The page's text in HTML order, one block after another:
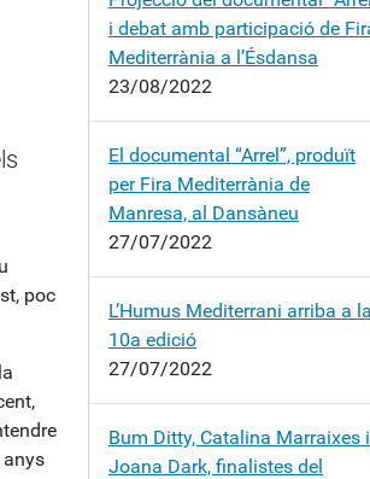
poc
i debat amb participació de
Mediterrània a l’Ésdansa
23/08/2022
El documental “Arrel”, produït
per Fira Mediterrània de
Manresa, al Dansàneu
27/07/2022
L’Humus Mediterrani arriba a la
10a edició
27/07/2022
Bum Ditty, Catalina Marraixes i
Joana Dark, finalistes del